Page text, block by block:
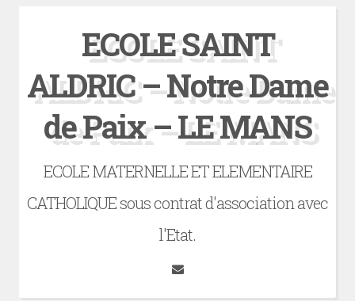
ECOLE SAINT
ALDRIC – Notre Dame
de Paix – LE MANS
ECOLE MATERNELLE ET ELEMENTAIRE
CATHOLIQUE sous contrat d'association avec
l'Etat.
Tumblr